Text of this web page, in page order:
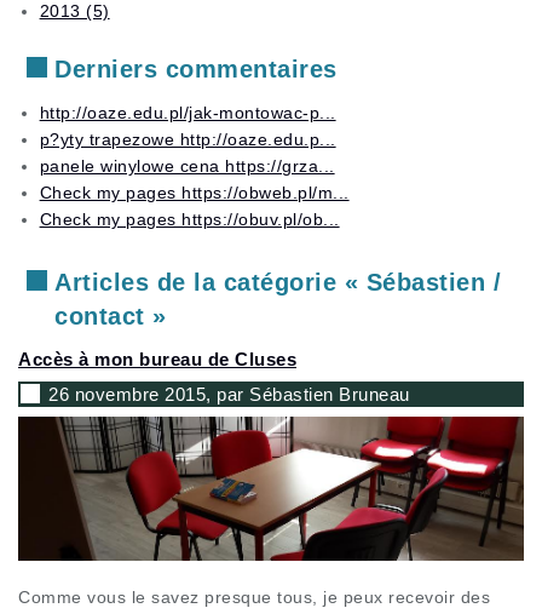
2013 (5)
Derniers commentaires
http://oaze.edu.pl/jak-montowac-p...
p?yty trapezowe http://oaze.edu.p...
panele winylowe cena https://grza...
Check my pages https://obweb.pl/m...
Check my pages https://obuv.pl/ob...
Articles de la catégorie « Sébastien /
contact »
Accès à mon bureau de Cluses
26 novembre 2015, par Sébastien Bruneau
Comme vous le savez presque tous, je peux recevoir des